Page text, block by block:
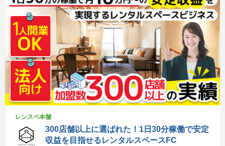
レンスペ本舗
300店舗以上に選ばれた！1日30分稼働で安定
収益を目指せるレンタルスペースFC